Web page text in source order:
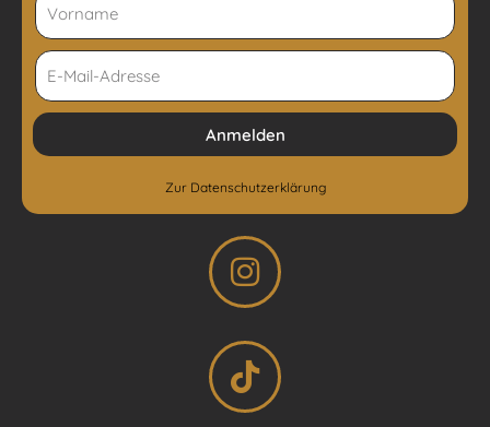
Anmelden
Zur Datenschutzerklärung